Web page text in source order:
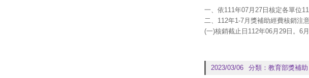
2.另教育部已於113年01月31日臺
第二期經費則俟第一期經費執行率
再行報部申請。故請各單位儘早完
期獎補助經費。
一、依111年07月27日核定各單位
二、112年1-7月獎補助經費核銷注
(一)核銷截止日112年06月29日。6
(1)以最後一個月須執行之項目為
寫相關表格(詳附件)，112年06月29
SL101)，確認後始可核銷。
2023/03/06
分類： 教育部獎補助